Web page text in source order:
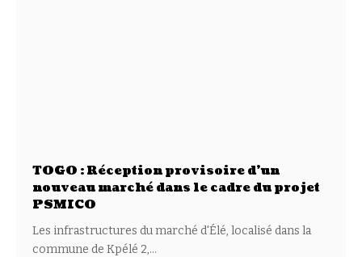
TOGO : Réception provisoire d’un
nouveau marché dans le cadre du projet
PSMICO
Les infrastructures du marché d'Élé, localisé dans la
commune de Kpélé 2,…